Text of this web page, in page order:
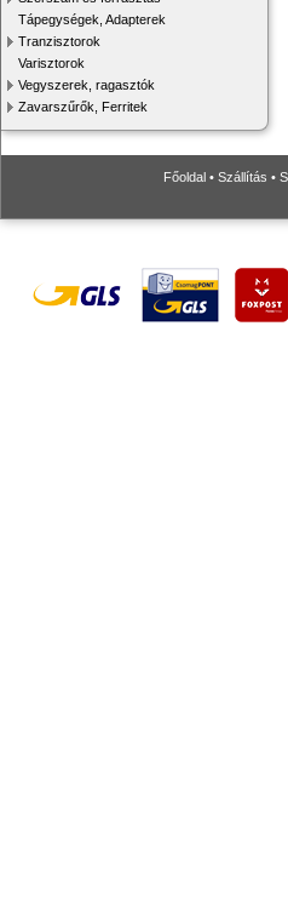
Tápegységek, Adapterek
Tranzisztorok
Varisztorok
Vegyszerek, ragasztók
Zavarszűrők, Ferritek
Főoldal • Szállítás •